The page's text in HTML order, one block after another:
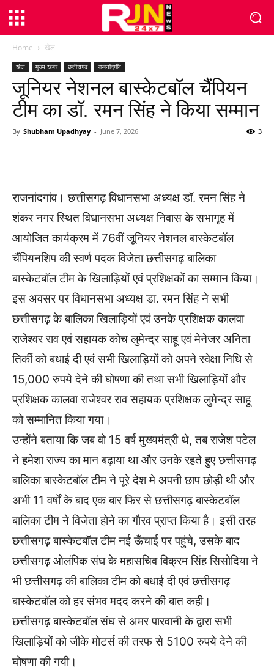
Home खेल
खेल मुख्य खबर छत्तीसगढ़ राजनांदगाँव
जूनियर नेशनल बास्केटबॉल चैंपियन
टीम का डॉ. रमन सिंह ने किया सम्मान
By Shubham Upadhyay - June 7, 2026 3
राजनांदगांव। छत्तीसगढ़ विधानसभा अध्यक्ष डॉ. रमन सिंह ने
शंकर नगर स्थित विधानसभा अध्यक्ष निवास के सभागृह में
आयोजित कार्यक्रम में 76वीं जूनियर नेशनल बास्केटबॉल
चैंपियनशिप की स्वर्ण पदक विजेता छत्तीसगढ़ बालिका
बास्केटबॉल टीम के खिलाड़ियों एवं प्रशिक्षकों का सम्मान किया।
इस अवसर पर विधानसभा अध्यक्ष डा. रमन सिंह ने सभी
छत्तीसगढ़ के बालिका खिलाड़ियों एवं उनके प्रशिक्षक कालवा
राजेश्वर राव एवं सहायक कोच लुमेन्द्र साहू एवं मेनेजर अनिता
तिर्की को बधाई दी एवं सभी खिलाड़ियों को अपने स्वेक्षा निधि से
15,000 रुपये देने की घोषणा की तथा सभी खिलाड़ियों और
प्रशिक्षक कालवा राजेश्वर राव सहायक प्रशिक्षक लुमेन्द्र साहू
को सम्मानित किया गया।
उन्होंने बताया कि जब वो 15 वर्ष मुख्यमंत्री थे, तब राजेश पटेल
ने हमेशा राज्य का मान बढ़ाया था और उनके रहते हुए छत्तीसगढ़
बालिका बास्केटबॉल टीम ने पूरे देश मे अपनी छाप छोड़ी थी और
अभी 11 वर्षों के बाद एक बार फिर से छत्तीसगढ़ बास्केटबॉल
बालिका टीम ने विजेता होने का गौरव प्राप्त किया है। इसी तरह
छत्तीसगढ़ बास्केटबॉल टीम नई ऊँचाई पर पहुंचे, उसके बाद
छत्तीसगढ़ ओलंपिक संघ के महासचिव विक्रम सिंह सिसोदिया ने
भी छत्तीसगढ़ की बालिका टीम को बधाई दी एवं छत्तीसगढ़
बास्केटबॉल को हर संभव मदद करने की बात कही।
छत्तीसगढ़ बास्केटबॉल संघ से अमर पारवानी के द्वारा सभी
खिलाड़ियों को जीके मोटर्स की तरफ से 5100 रुपये देने की
घोषणा की गयी।